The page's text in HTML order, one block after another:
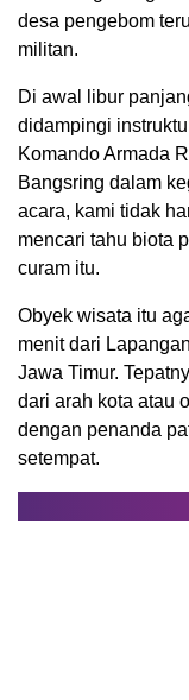
desa pengebom
militan.
Di awal libur
didampingi
Komando Armada
Bangsring dalam
acara, kami tidak
mencari tahu biota
curam itu.
Obyek wisata itu
menit dari
Jawa Timur.
dari arah kota atau
dengan penanda
setempat.